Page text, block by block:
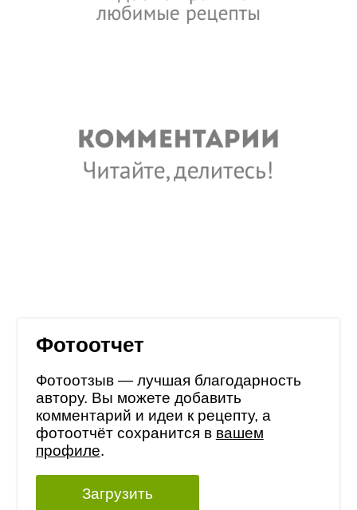
Фотоотчет
Фотоотзыв — лучшая благодарность
автору. Вы можете добавить
комментарий и идеи к рецепту, а
фотоотчёт сохранится в вашем
профиле.
Загрузить